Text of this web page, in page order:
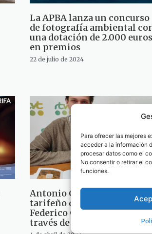
Para ofrecer las mejores
acceder a la información
procesar datos como el
No consentir o retirar el
funciones.
La APBA lanza un concurso
de fotografía ambiental
una dotación de 2.000 euros
en premios
22 de julio de 2024
Antonio C. Malia, el
tarifeño que reinterpreta a
Federico García Lorca a
través de la fotografía